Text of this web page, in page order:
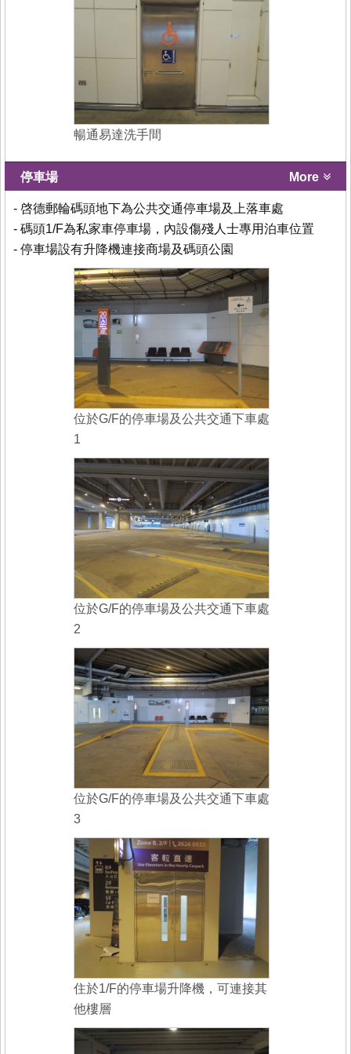
暢通易達洗手間
停車場 More
- 啓德郵輪碼頭地下為公共交通停車場及上落車處
- 碼頭1/F為私家車停車場，內設傷殘人士專用泊車位置
- 停車場設有升降機連接商場及碼頭公園
位於G/F的停車場及公共交通下車處
1
位於G/F的停車場及公共交通下車處
2
位於G/F的停車場及公共交通下車處
3
住於1/F的停車場升降機，可連接其
他樓層